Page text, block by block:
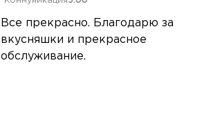
Все прекрасно. Благодарю за
вкусняшки и прекрасное
обслуживание.